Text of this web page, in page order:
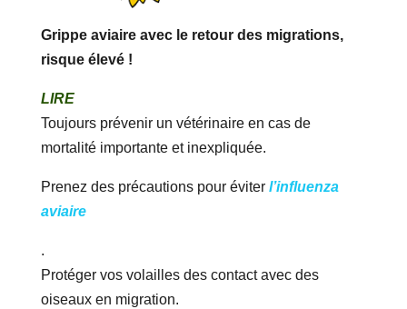
Grippe aviaire avec le retour des migrations,
risque élevé !
LIRE
Toujours prévenir un vétérinaire en cas de
mortalité importante et inexpliquée.
Prenez des précautions pour éviter l’influenza
aviaire
.
Protéger vos volailles des contact avec des
oiseaux en migration.